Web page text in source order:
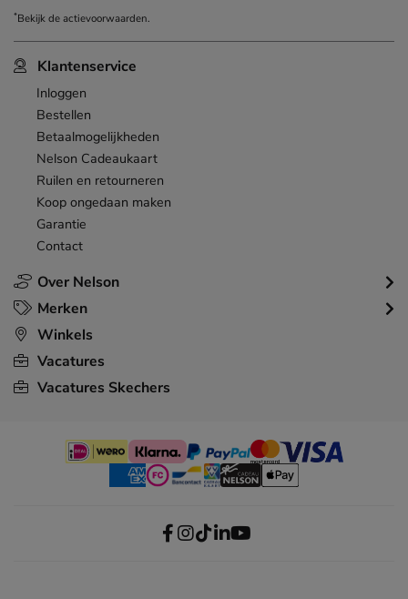
Over Nelson
Klantenservice
Inloggen
Bestellen
Betaalmogelijkheden
Nelson Cadeaukaart
Ruilen en retourneren
Koop ongedaan maken
Garantie
Contact
Merken
Winkels
Vacatures
Vacatures Skechers
*Bekijk deactievoorwaarden.